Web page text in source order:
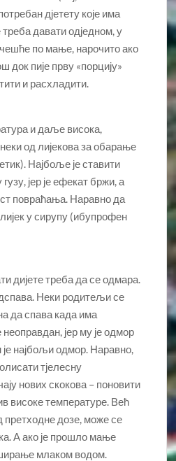
дјетету које има
давати одједном, у
по мање, нарочито ако
док пије прву «порцију»
и расхладити.
и даље висока,
од лијекова за обарање
Најбоље је ставити
јер је ефекат бржи, а
повраћања. Наравно да
у сирупу (ибупрофен
дијете треба да се одмара.
Неки родитељи се
да спава када има
неоправдан, јер му је одмор
је најбољи одмор. Наравно,
тјелесну
нових скокова – поновити
високе температуре. Већ
претходне дозе, може се
А ако је прошло мање
млаком водом.